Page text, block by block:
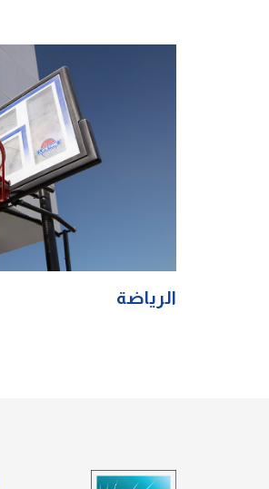
الرياضة